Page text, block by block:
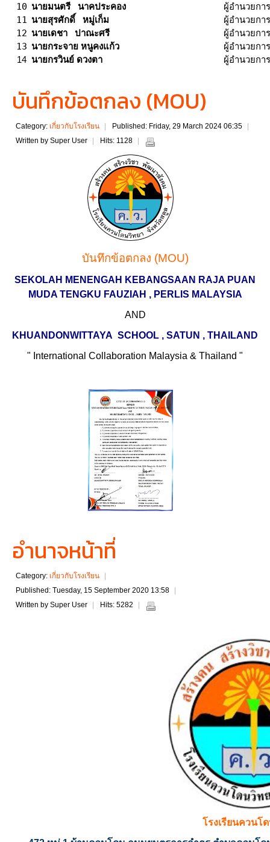
10 นายมนตรี นาคประคอง ผู้อำนวยการ
11 นายสุรศักดิ์ หมู่เก็ม ผู้อำนวยการ
12 นายเดชา ปาณะศรี ผู้อำนวยการ
13 นายกระจาย หนูคงแก้ว
ผู้อำนวยการ
14 นายกรวินย์ ดวงตา ผู้อำนวยการ
บันทึกข้อตกลง (MOU)
Category: เกี่ยวกับโรงเรียน
Published: Friday, 29 March 2024 06:35
Written by Super User
Hits: 1128
บันทึกข้อตกลง (MOU)
SEKOLAH MENENGAH KEBANGSAAN RAJA PUAN
MUDA TENGKU FAUZIAH , PERLIS MALAYSIA
AND
KHUANDONWITTAYA SCHOOL , SATUN , THAILAND
" International Collaboration Malaysia & Thailand "
อำนาจหน้าที่
Category: เกี่ยวกับโรงเรียน
Published: Tuesday, 15 September 2020 13:58
Written by Super User
Hits: 5282
โรงเรียนควน